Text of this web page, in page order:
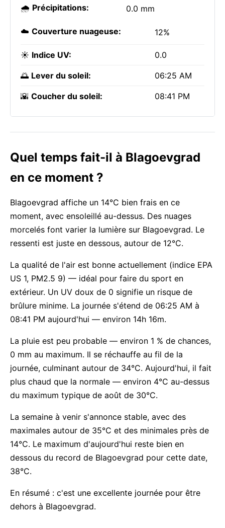
🌧️ Précipitations: 0.0 mm
☁️ Couverture nuageuse: 12%
☀️ Indice UV: 0.0
🌅 Lever du soleil: 06:25 AM
🌇 Coucher du soleil: 08:41 PM
Quel temps fait-il à Blagoevgrad
en ce moment ?
Blagoevgrad affiche un 14°C bien frais en ce
moment, avec ensoleillé au-dessus. Des nuages
morcelés font varier la lumière sur Blagoevgrad. Le
ressenti est juste en dessous, autour de 12°C.
La qualité de l'air est bonne actuellement (indice EPA
US 1, PM2.5 9) — idéal pour faire du sport en
extérieur. Un UV doux de 0 signifie un risque de
brûlure minime. La journée s'étend de 06:25 AM à
08:41 PM aujourd'hui — environ 14h 16m.
La pluie est peu probable — environ 1 % de chances,
0 mm au maximum. Il se réchauffe au fil de la
journée, culminant autour de 34°C. Aujourd'hui, il fait
plus chaud que la normale — environ 4°C au-dessus
du maximum typique de août de 30°C.
La semaine à venir s'annonce stable, avec des
maximales autour de 35°C et des minimales près de
14°C. Le maximum d'aujourd'hui reste bien en
dessous du record de Blagoevgrad pour cette date,
38°C.
En résumé : c'est une excellente journée pour être
dehors à Blagoevgrad.